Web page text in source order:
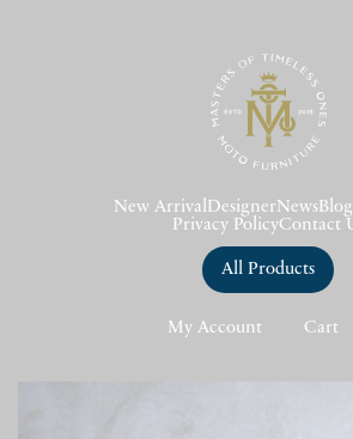
New Arrival DesignerNews Blog
Privacy PolicyContact
All Products
My Account Cart